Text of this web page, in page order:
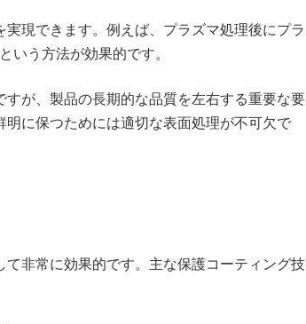
現できます。例えば、プラズマ処理後にプラ
いう方法が効果的です。
が、製品の長期的な品質を左右する重要な要
に保つためには適切な表面処理が不可欠で
非常に効果的です。主な保護コーティング技